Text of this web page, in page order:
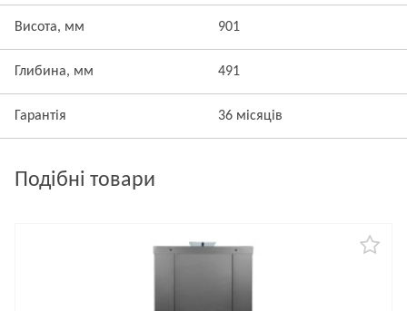
Висота, мм 901
Глибина, мм 491
Гарантія 36 місяців
Подібні товари